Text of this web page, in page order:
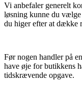
Vi anbefaler generelt
løsning kunne du
du higer efter at dække
Før nogen handler på
have øje for butikkens
tidskrævende opgave.